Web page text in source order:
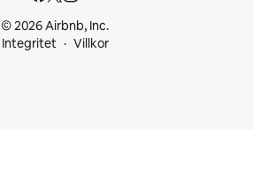
© 2026 Airbnb, Inc.
Integritet
Villkor